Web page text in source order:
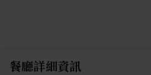
餐廳詳細資訊